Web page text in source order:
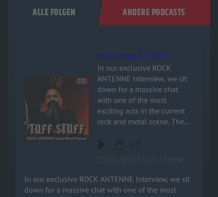
ALLE FOLGEN ANDERE PODCASTS
Audiotitel - Tony Campos / STATIC-X
Tony Campos / STATIC-X
In our exclusive ROCK
ANTENNE Interview, we sit
down for a massive chat
with one of the most
exciting acts in the current
rock and metal scene. The
blood, sweat, and tears that
fans can look forward to.
They share some killer
In our exclusive ROCK ANTENNE Interview, we sit
down for a massive chat with one of the most